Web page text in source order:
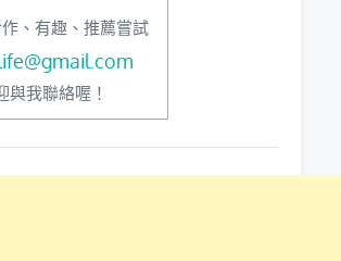
、有趣、推薦嘗試
與我聯絡喔！